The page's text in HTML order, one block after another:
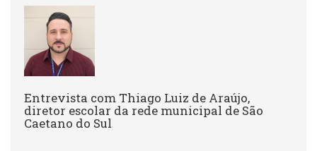
Entrevista com Thiago Luiz de Araújo,
diretor escolar da rede municipal de São
Caetano do Sul